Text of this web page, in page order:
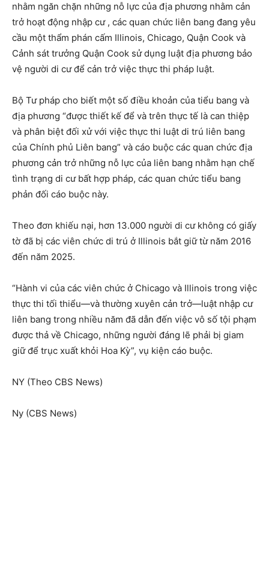
nhằm ngăn chặn những nỗ lực của địa phương nhằm cản
trở hoạt động nhập cư , các quan chức liên bang đang yêu
cầu một thẩm phán cấm Illinois, Chicago, Quận Cook và
Cảnh sát trưởng Quận Cook sử dụng luật địa phương bảo
vệ người di cư để cản trở việc thực thi pháp luật.
Bộ Tư pháp cho biết một số điều khoản của tiểu bang và
địa phương “được thiết kế để và trên thực tế là can thiệp
và phân biệt đối xử với việc thực thi luật di trú liên bang
của Chính phủ Liên bang” và cáo buộc các quan chức địa
phương cản trở những nỗ lực của liên bang nhằm hạn chế
tình trạng di cư bất hợp pháp, các quan chức tiểu bang
phản đối cáo buộc này.
Theo đơn khiếu nại, hơn 13.000 người di cư không có giấy
tờ đã bị các viên chức di trú ở Illinois bắt giữ từ năm 2016
đến năm 2025.
“Hành vi của các viên chức ở Chicago và Illinois trong việc
thực thi tối thiểu—và thường xuyên cản trở—luật nhập cư
liên bang trong nhiều năm đã dẫn đến việc vô số tội phạm
được thả về Chicago, những người đáng lẽ phải bị giam
giữ để trục xuất khỏi Hoa Kỳ”, vụ kiện cáo buộc.
NY (Theo CBS News)
Ny (CBS News)